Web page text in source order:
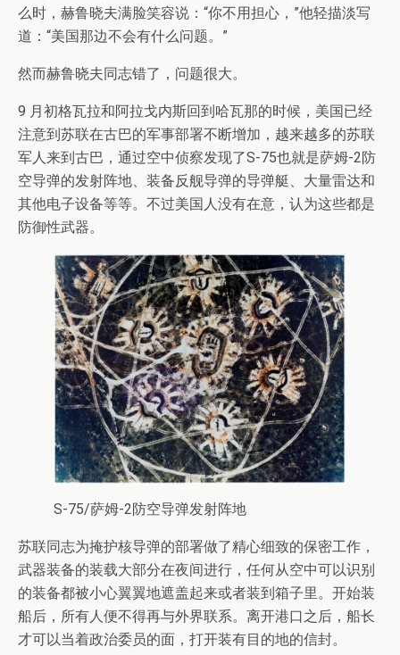
么时，赫鲁晓夫满脸笑容说：“你不用担心，”他轻描淡写
道：“美国那边不会有什么问题。”
然而赫鲁晓夫同志错了，问题很大。
9 月初格瓦拉和阿拉戈内斯回到哈瓦那的时候，美国已经
注意到苏联在古巴的军事部署不断增加，越来越多的苏联
军人来到古巴，通过空中侦察发现了S-75也就是萨姆-2防
空导弹的发射阵地、装备反舰导弹的导弹艇、大量雷达和
其他电子设备等等。不过美国人没有在意，认为这些都是
防御性武器。
S-75/萨姆-2防空导弹发射阵地
苏联同志为掩护核导弹的部署做了精心细致的保密工作，
武器装备的装载大部分在夜间进行，任何从空中可以识别
的装备都被小心翼翼地遮盖起来或者装到箱子里。开始装
船后，所有人便不得再与外界联系。离开港口之后，船长
才可以当着政治委员的面，打开装有目的地的信封。